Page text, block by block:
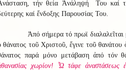
τήν θεία Ἀνάληψή Του καί
καί ἔνδοξης Παρουσίας Του.
Ἀπό σήμερα τό πρωϊ
θάνατος τοῦ Χριστοῦ, ἔγινε τοῦ θανάτου
παρά μόνο μετάβαση ἀπό τόν
χωρίον! Ὦ τάφε ἀναστάσεως